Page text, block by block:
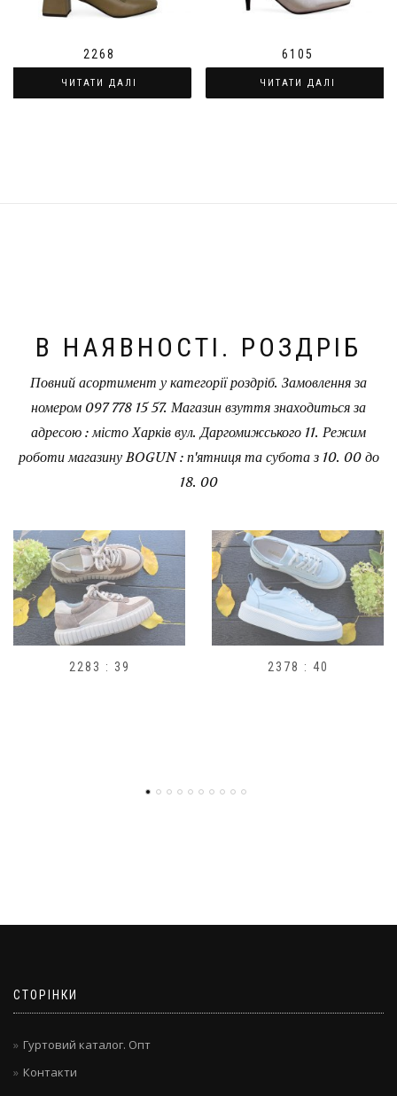
2268
ЧИТАТИ ДАЛІ
6105
ЧИТАТИ ДАЛІ
В НАЯВНОСТІ. РОЗДРІБ
Повний асортимент у категорії роздріб. Замовлення за
номером 097 778 15 57. Магазин взуття знаходиться за
адресою : місто Харків вул. Даргомижського 11. Режим
роботи магазину BOGUN : п'ятниця та субота з 10. 00 до
18. 00
2378 : 40 H1
СТОРІНКИ
Гуртовий каталог. Опт
Контакти